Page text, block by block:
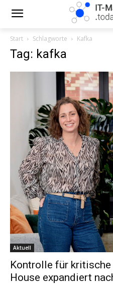
Start Schlagworte Kafka
Tag: kafka
Aktuell
Kontrolle für
House expandiert